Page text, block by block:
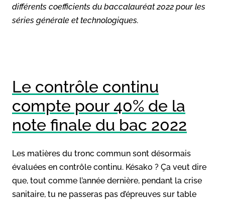
différents coefficients du baccalauréat 2022 pour les
séries générale et technologiques.
Le contrôle continu
compte pour 40% de la
note finale du bac 2022
Les matières du tronc commun sont désormais
évaluées en contrôle continu. Késako ? Ça veut dire
que, tout comme l’année dernière, pendant la crise
sanitaire, tu ne passeras pas d’épreuves sur table